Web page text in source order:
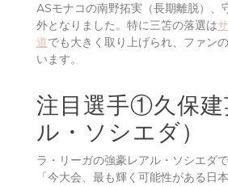
ASモナコの南野拓実（長期離脱）、
外となりました。特に三笘の落選は
道でも大きく取り上げられ、ファン
います。
注目選手①久保建
ル・ソシエダ）
ラ・リーガの強豪レアル・ソシエダ
「今大会、最も輝く可能性がある日